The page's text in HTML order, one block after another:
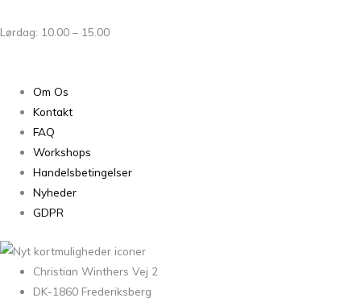
Lørdag: 10.00 – 15.00
Om Os
Kontakt
FAQ
Workshops
Handelsbetingelser
Nyheder
GDPR
Christian Winthers Vej 2
DK-1860 Frederiksberg